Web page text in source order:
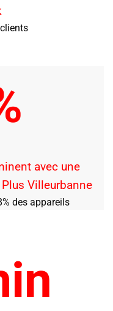
avec une
Villeurbanne
des appareils